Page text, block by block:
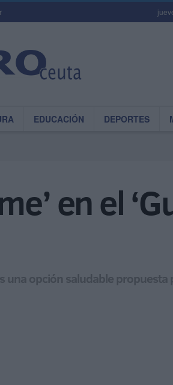
EDUCACIÓN DEPORTES
en el
opción saludable propuesta